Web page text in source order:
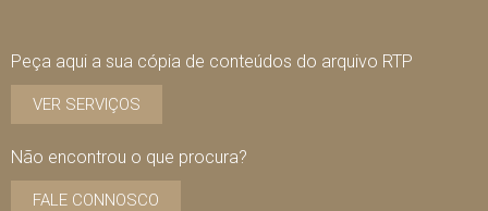
Peça aqui a sua cópia de conteúdos do arquivo RTP
VER SERVIÇOS
Não encontrou o que procura?
FALE CONNOSCO